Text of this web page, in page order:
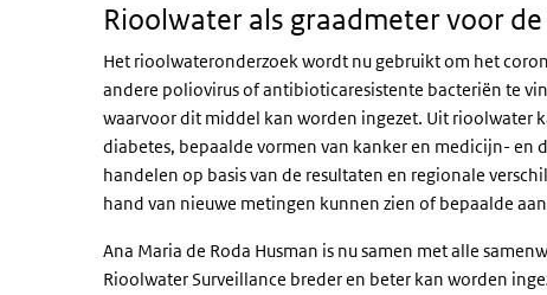
Rioolwater als graadmeter voor
Het rioolwateronderzoek wordt nu gebruikt om het
andere poliovirus of antibioticaresistente bacteriën te
waarvoor dit middel kan worden ingezet. Uit rioolwater
diabetes, bepaalde vormen van kanker en medicijn- en
handelen op basis van de resultaten en regionale
hand van nieuwe metingen kunnen zien of bepaalde
Ana Maria de Roda Husman is nu samen met alle
Rioolwater Surveillance breder en beter kan worden